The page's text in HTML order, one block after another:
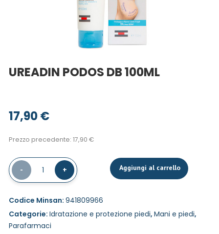
UREADIN PODOS DB 100ML
17,90€
Prezzo precedente: 17,90 €
- 1 + Aggiungi al carrello
Codice Minsan: 941809966
Categorie: Idratazione e protezione piedi, Mani e piedi,
Parafarmaci